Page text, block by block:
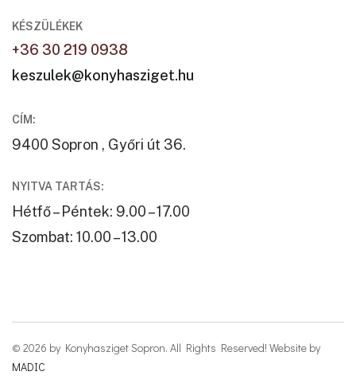
KÉSZÜLÉKEK
+36 30 219 0938
keszulek@konyhasziget.hu
CÍM:
9400 Sopron , Győri út 36.
NYITVA TARTÁS:
Hétfő – Péntek: 9.00 – 17.00
Szombat: 10.00 – 13.00
© 2026 by Konyhasziget Sopron. All Rights Reserved! Website by
MADIC